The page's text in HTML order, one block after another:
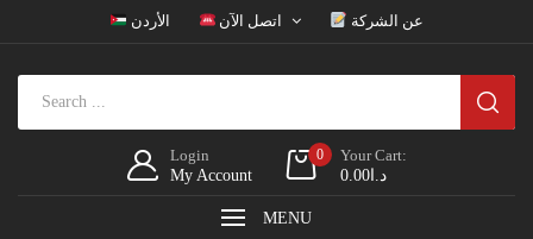
الأردن اتصل الآن عن الشركة
Login
My Account
0
Your Cart:
د.ا0.00
MENU